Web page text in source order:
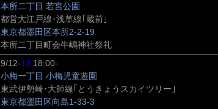
本所二丁目 若宮公園
都営大江戸線･浅草線｢蔵前｣
東京都墨田区本所2-2-19
本所二丁目町会牛嶋神社祭礼
9/12-13 18:00-
小梅一丁目 小梅児童遊園
東武伊勢崎･大師線｢とうきょうスカイツリー｣
東京都墨田区向島1-33-3